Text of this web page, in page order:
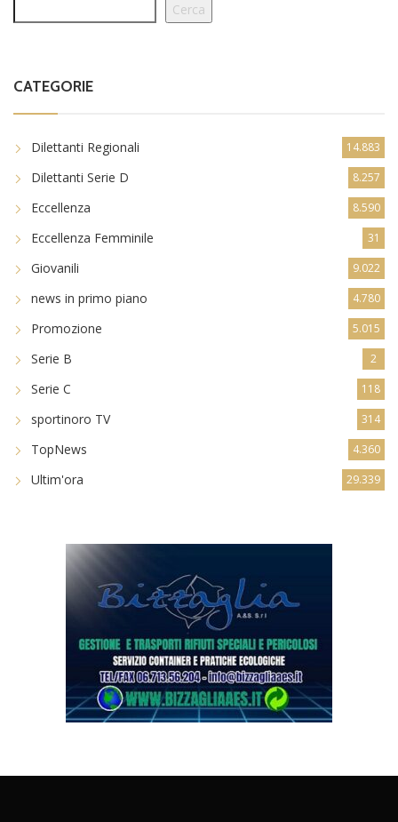
Cerca
CATEGORIE
Dilettanti Regionali 14.883
Dilettanti Serie D 8.257
Eccellenza 8.590
Eccellenza Femminile 31
Giovanili 9.022
news in primo piano 4.780
Promozione 5.015
Serie B 2
Serie C 118
sportinoro TV 314
TopNews 4.360
Ultim'ora 29.339